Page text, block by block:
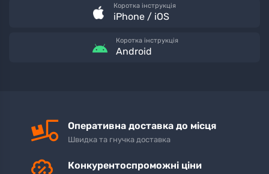
Коротка інструкція
iPhone / iOS
Коротка інструкція
Android
Оперативна доставка до місця
Швидка та гнучка доставка
Конкурентоспроможні ціни